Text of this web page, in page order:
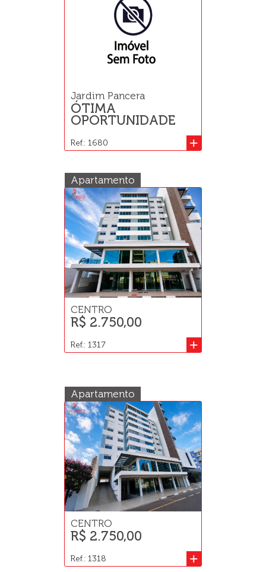
Jardim Pancera
ÓTIMA
OPORTUNIDADE
+
Ref.: 1680
Apartamento
CENTRO
R$ 2.750,00
+
Ref.: 1317
Apartamento
CENTRO
R$ 2.750,00
+
Ref.: 1318